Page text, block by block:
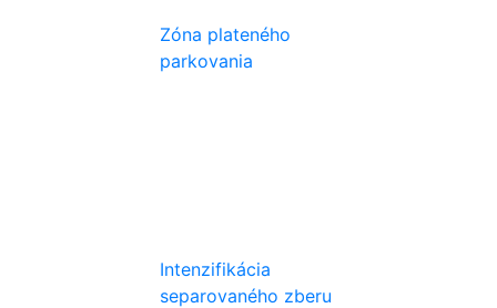
Zóna plateného
parkovania
Intenzifikácia
separovaného zberu